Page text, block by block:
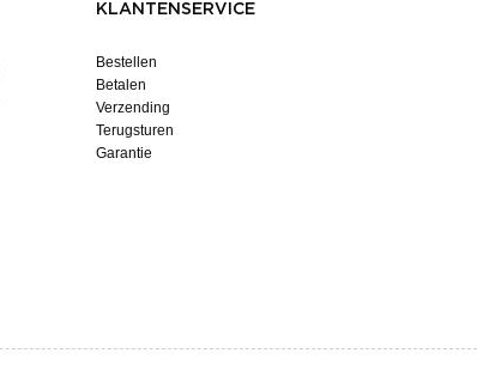
KLANTENSERVICE
Bestellen
Betalen
Verzending
Terugsturen
Garantie